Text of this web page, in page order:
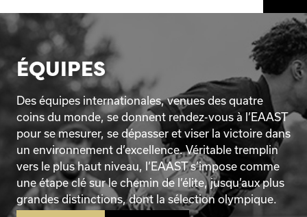
ÉQUIPES
Des équipes internationales, venues des quatre
coins du monde, se donnent rendez-vous à l’EAAST
pour se mesurer, se dépasser et viser la victoire dans
un environnement d’excellence. Véritable tremplin
vers le plus haut niveau, l’EAAST s’impose comme
une étape clé sur le chemin de l’élite, jusqu’aux plus
grandes distinctions, dont la sélection olympique.